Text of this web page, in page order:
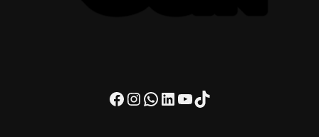
Facebook
Instagram
WhatsApp
LinkedIn
Youtube
TikTok